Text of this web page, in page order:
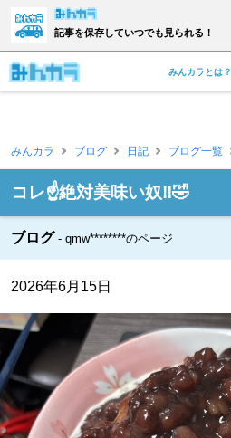
記事を保存していつでも見られる！
みんカラとは？
みんカラ ブログ 日記 ブログ一覧
コレ☝️絶対美味い奴‼️🤣
ブログ qmw********のページ
2026年6月15日